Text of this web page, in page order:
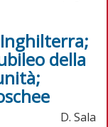
della
D. Sala